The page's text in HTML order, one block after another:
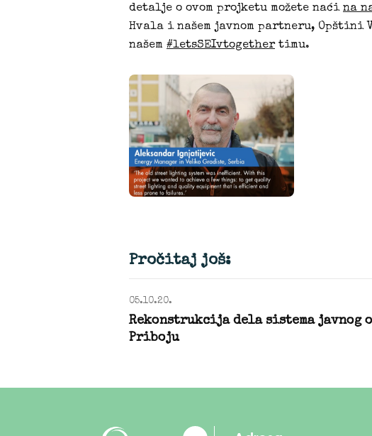
detalje o ovom projketu možete naći na
Hvala i našem javnom partneru, Opštini
našem #letsSEIvtogethertimu.
Pročitaj još:
05.10.20.
Rekonstrukcija dela sistema javnog
Priboju